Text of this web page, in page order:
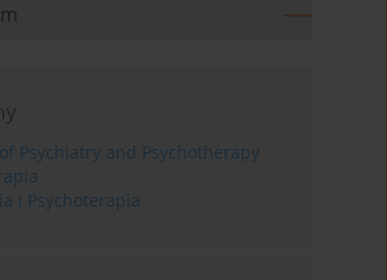
Psychiatry and Psychotherapy
i Psychoterapia